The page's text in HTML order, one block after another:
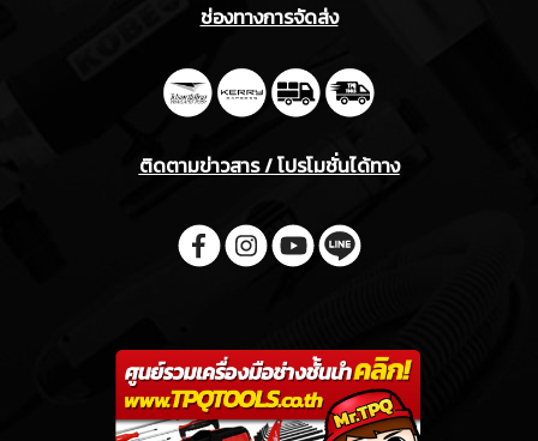
ช่องทางการจัดส่ง
ติดตามข่าวสาร / โปรโมชั่นได้ทาง